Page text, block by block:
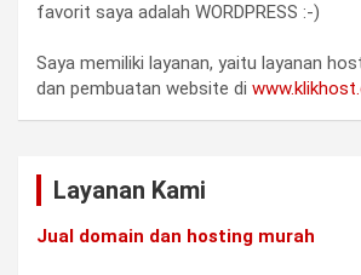
favorit saya adalah WORDPRESS :-)
Saya memiliki layanan, yaitu layanan
dan pembuatan website di
Layanan Kami
Jual domain dan hosting murah